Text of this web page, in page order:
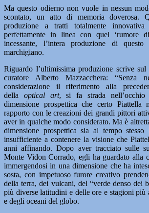
Ma questo odierno non vuole in nessun
scontato, un atto di memoria doverosa.
produzione a tratti totalmente
perfettamente in linea con quel ‘rumore
incessante, l’intera produzione di questo
marchigiano.
Riguardo l’ultimissima produzione scrive
curatore Alberto Mazzacchera: “Senza
considerazione il riferimento alla
della optical art, si fa strada nell’occhio
dimensione prospettica che certo Piattella
rapporto con le creazioni dei grandi pittori
aver in qualche modo considerato. Ma è
dimensione prospettica sia al tempo stesso
insufficiente a contenere la visione che
anni affinando. Dopo aver tracciato sulle
Monte Vidon Corrado, egli ha guardato alla
immergendosi in una dimensione che ha
sosta, con impetuoso furore creativo
della terra, dei vulcani, del “verde denso dei
più diverse latitudini e delle ore e stagioni più
e degli oceani del globo.